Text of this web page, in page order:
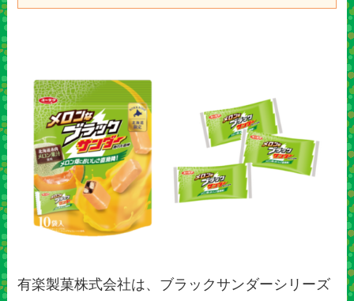
有楽製菓株式会社は、ブラックサンダーシリーズ